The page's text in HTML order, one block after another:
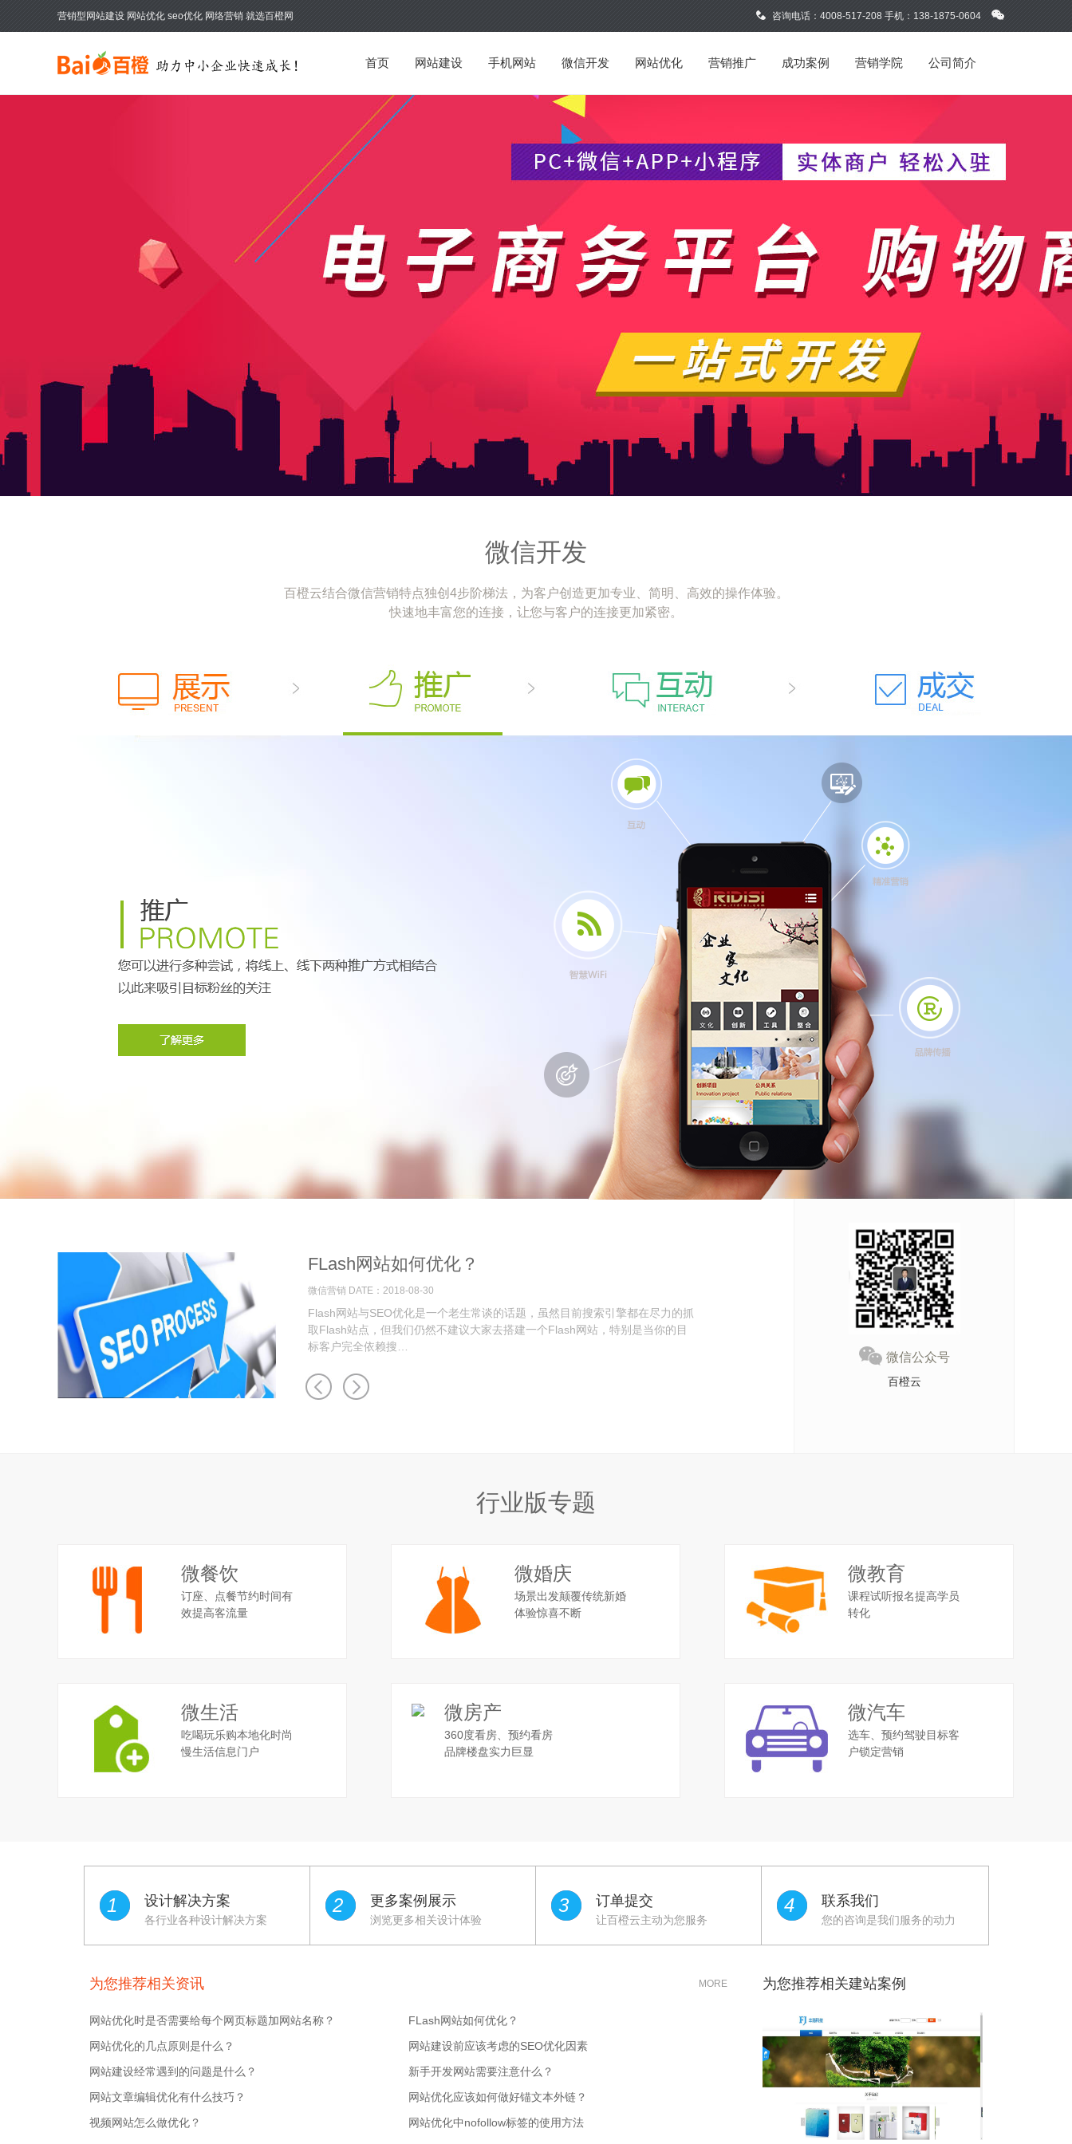
咨询电话：4008-517-208 手机：138-1875-0604
营销型网站建设 网站优化 seo优化 网络营销 就选百橙网
首页 网站建设 手机网站 微信开发 网站优化 营销推广 成功案例 营销学院 公司简介
微信开发
百橙云结合微信营销特点独创4步阶梯法，为客户创造更加专业、简明、高效的操作体验。
快速地丰富您的连接，让您与客户的连接更加紧密。
FLash网站如何优化？
微信营销 DATE：2018-08-30
Flash网站与SEO优化是一个老生常谈的话题，虽然目前搜索引擎都在尽力的抓
取Flash站点，但我们仍然不建议大家去搭建一个Flash网站，特别是当你的目
标客户完全依赖搜…
微信公众号
百橙云
行业版专题
微餐饮
订座、点餐节约时间有
效提高客流量
微婚庆
场景出发颠覆传统新婚
体验惊喜不断
微教育
课程试听报名提高学员
转化
微生活
吃喝玩乐购本地化时尚
慢生活信息门户
微房产
360度看房、预约看房
品牌楼盘实力巨显
微汽车
选车、预约驾驶目标客
户锁定营销
1 设计解决方案
各行业各种设计解决方案
2 更多案例展示
浏览更多相关设计体验
3 订单提交
让百橙云主动为您服务
4 联系我们
您的咨询是我们服务的动力
为您推荐相关资讯 MORE
网站优化时是否需要给每个网页标题加网站名称？
FLash网站如何优化？
网站优化的几点原则是什么？
网站建设前应该考虑的SEO优化因素
网站建设经常遇到的问题是什么？
新手开发网站需要注意什么？
网站文章编辑优化有什么技巧？
网站优化应该如何做好锚文本外链？
视频网站怎么做优化？
网站优化中nofollow标签的使用方法
为您推荐相关建站案例